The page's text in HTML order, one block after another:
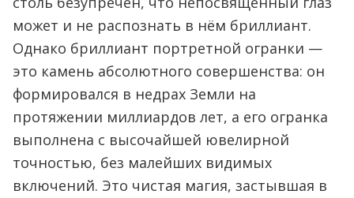
может и не распознать в нём бриллиант.
Однако бриллиант портретной огранки —
это камень абсолютного совершенства: он
формировался в недрах Земли на
протяжении миллиардов лет, а его огранка
выполнена с высочайшей ювелирной
точностью, без малейших видимых
включений. Это чистая магия, застывшая в